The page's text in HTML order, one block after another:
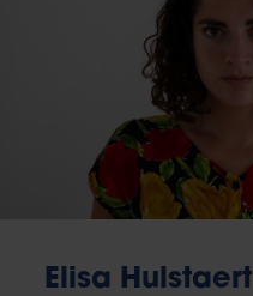
Elisa Hulstaert